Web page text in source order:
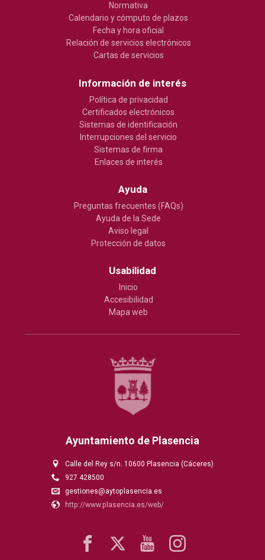
Normativa
Calendario y cómputo de plazos
Fecha y hora oficial
Relación de servicios electrónicos
Cartas de servicios
Información de interés
Política de privacidad
Certificados electrónicos
Sistemas de identificación
Interrupciones del servicio
Sistemas de firma
Enlaces de interés
Ayuda
Preguntas frecuentes (FAQs)
Ayuda de la Sede
Aviso legal
Protección de datos
Usabilidad
Inicio
Accesibilidad
Mapa web
Ayuntamiento de Plasencia
Calle del Rey s/n. 10600 Plasencia (Cáceres)
927 428500
gestiones@aytoplasencia.es
http://www.plasencia.es/web/